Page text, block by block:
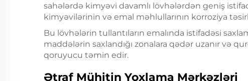
sahələrdə kimyəvi davamlı lövhələrdən geniş
kimyəvilərinin və emal məhlullarının korroziya
Bu lövhələrin tullantıların emalında istifadəsi
maddələrin saxlandığı zonalara qədər uzanır və
qoruyucu təmin edir.
Ətraf Mühitin Yoxlama Mərkəzləri